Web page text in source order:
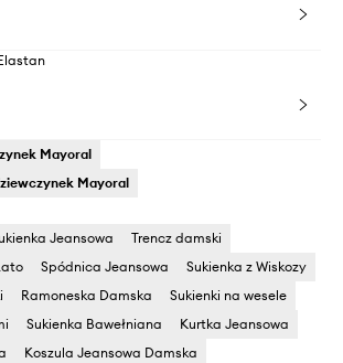
Mayoral
Mayoral
Jeansowa
Trencz damski
Spódnica Jeansowa
Sukienka z Wiskozy
Ramoneska Damska
Sukienki na wesele
Sukienka Bawełniana
Kurtka Jeansowa
Koszula Jeansowa Damska